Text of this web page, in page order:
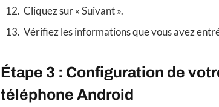
Cliquez sur « Suivant ».
Vérifiez les informations que vous avez
Étape 3 : Configuration de
téléphone Android